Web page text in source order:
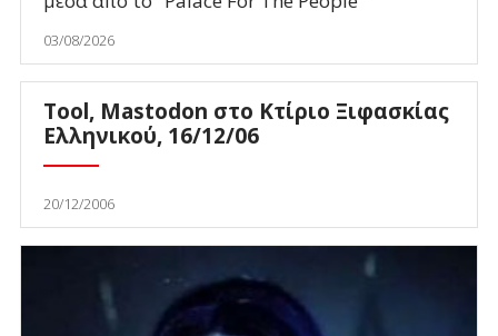
03/08/2026
Tool, Mastodon στο Κτίριο Ξιφασκίας
Ελληνικού, 16/12/06
20/12/2006